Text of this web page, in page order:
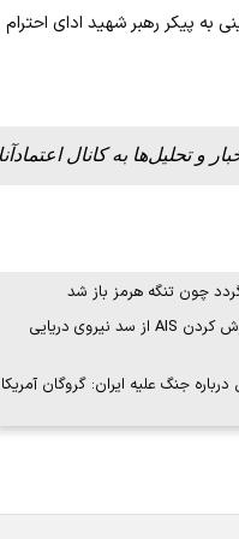
به پیکر رهبر شهید ادای احترام
و تحلیل‌ها به کانال
چون تنگه هرمز باز شد
تنکر ترکرز: ابرنفتکش تحریمی با خاموش کردن AIS از سد نیروی دریایی
جنگ علیه ایران: گروگان آمریکا